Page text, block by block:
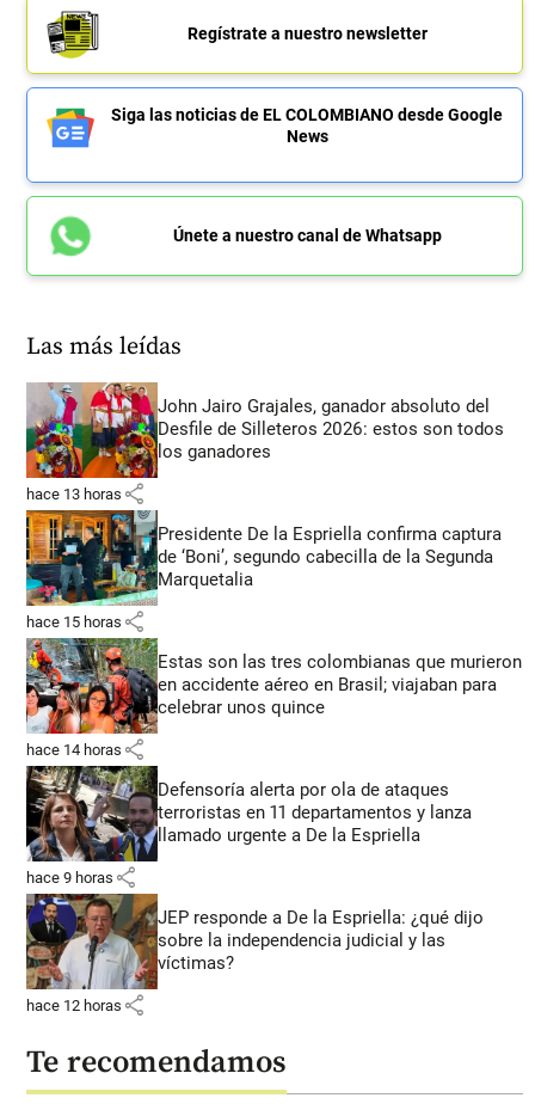
Regístrate a nuestro newsletter
Siga las noticias de EL COLOMBIANO desde Google
News
Únete a nuestro canal de Whatsapp
Las más leídas
John Jairo Grajales, ganador absoluto del
Desfile de Silleteros 2026: estos son todos
los ganadores
hace 13 horas share
Presidente De la Espriella confirma captura
de ‘Boni’, segundo cabecilla de la Segunda
Marquetalia
hace 15 horas share
Estas son las tres colombianas que murieron
en accidente aéreo en Brasil; viajaban para
celebrar unos quince
hace 14 horas share
Defensoría alerta por ola de ataques
terroristas en 11 departamentos y lanza
llamado urgente a De la Espriella
hace 9 horas share
JEP responde a De la Espriella: ¿qué dijo
sobre la independencia judicial y las
víctimas?
hace 12 horas share
Te recomendamos